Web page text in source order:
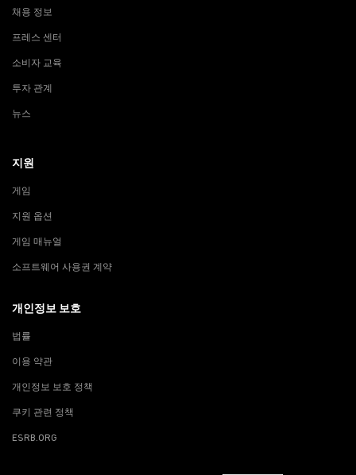
채용 정보
프레스 센터
소비자 교육
투자 관계
뉴스
지원
게임
지원 옵션
게임 매뉴얼
소프트웨어 사용권 계약
개인정보 보호
법률
이용 약관
개인정보 보호 정책
쿠키 관련 정책
ESRB.ORG